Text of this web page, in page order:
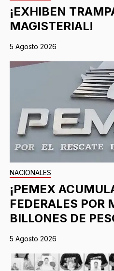
¡EXHIBEN
MAGISTERIAL!
5 Agosto 2026
NACIONALES
¡PEMEX
FEDERALES POR
BILLONES DE
5 Agosto 2026